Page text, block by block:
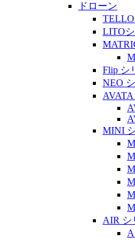
ドローン
LITO
Flip シ
NEO
MINI
AIR シ